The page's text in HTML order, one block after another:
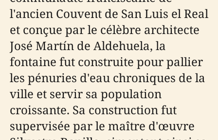
l'ancien Couvent de San Luis el Real
et conçue par le célèbre architecte
José Martín de Aldehuela, la
fontaine fut construite pour pallier
les pénuries d'eau chroniques de la
ville et servir sa population
croissante. Sa construction fut
supervisée par le maître d'œuvre